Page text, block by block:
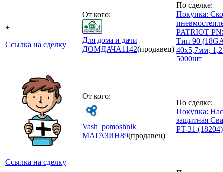
+
Ссылка на сделку
От кого:
Для дома и дачи
ДОМДАЧА1142(продавец)
По сделке:
Покупка:
PATRIOT
Тип 90
40х5,7мм,
5000шт
Ссылка на сделку
От кого:
Vash_pomoshnik
МАГАЗИН89(продавец)
По сделке:
Покупка:
защитная
PT-31 (18204)